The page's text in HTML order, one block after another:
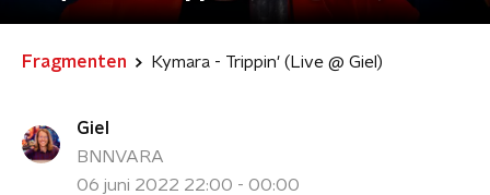
Fragmenten Kymara - Trippin' (Live @ Giel)
Giel
BNNVARA
06 juni 2022 22:00 - 00:00